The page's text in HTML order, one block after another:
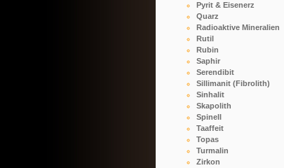
Pyrit & Eisenerz
Quarz
Radioaktive Mineralien
Rutil
Rubin
Saphir
Serendibit
Sillimanit (Fibrolith)
Sinhalit
Skapolith
Spinell
Taaffeit
Topas
Turmalin
Zirkon